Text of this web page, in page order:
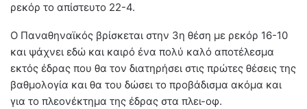
ρεκόρ το απίστευτο 22-4.
Ο Παναθηναϊκός βρίσκεται στην 3η θέση με ρεκόρ 16-10
και ψάχνει εδώ και καιρό ένα πολύ καλό αποτέλεσμα
εκτός έδρας που θα τον διατηρήσει στις πρώτες θέσεις της
βαθμολογία και θα του δώσει το προβάδισμα ακόμα και
για το πλεονέκτημα της έδρας στα πλει-οφ.